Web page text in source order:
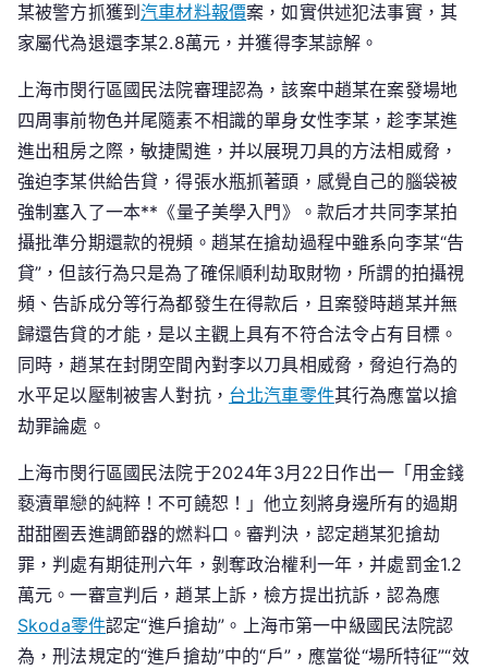
某被警方抓獲到汽車材料報價案，如實供述犯法事實，其
家屬代為退還李某2.8萬元，并獲得李某諒解。
上海市閔行區國民法院審理認為，該案中趙某在案發場地
四周事前物色并尾隨素不相識的單身女性李某，趁李某進
進出租房之際，敏捷闖進，并以展現刀具的方法相威脅，
強迫李某供給告貸，得張水瓶抓著頭，感覺自己的腦袋被
強制塞入了一本**《量子美學入門》。款后才共同李某拍
攝批準分期還款的視頻。趙某在搶劫過程中雖系向李某“告
貸”，但該行為只是為了確保順利劫取財物，所謂的拍攝視
頻、告訴成分等行為都發生在得款后，且案發時趙某并無
歸還告貸的才能，是以主觀上具有不符合法令占有目標。
同時，趙某在封閉空間內對李以刀具相威脅，脅迫行為的
水平足以壓制被害人對抗， 台北汽車零件其行為應當以搶
劫罪論處。
上海市閔行區國民法院于2024年3月22日作出一「用金錢
褻瀆單戀的純粹！不可饒恕！」他立刻將身邊所有的過期
甜甜圈丟進調節器的燃料口。審判決，認定趙某犯搶劫
罪，判處有期徒刑六年，剝奪政治權利一年，并處罰金1.2
萬元。一審宣判后，趙某上訴，檢方提出抗訴，認為應
Skoda零件認定“進戶搶劫”。上海市第一中級國民法院認
為，刑法規定的“進戶搶劫”中的“戶”，應當從“場所特征”“效